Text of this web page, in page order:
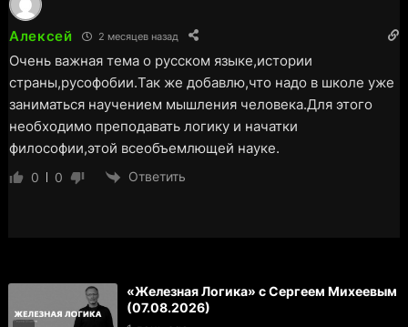
Алексей 2 месяцев назад
Очень важная тема о русском языке,истории
страны,русофобии.Так же добавлю,что надо в школе уже
заниматься научением мышления человека.Для этого
необходимо преподавать логику и начатки
философии,этой всеобъемлющей науке.
0 0 Ответить
«Железная Логика» с Сергеем Михеевым
(07.08.2026)